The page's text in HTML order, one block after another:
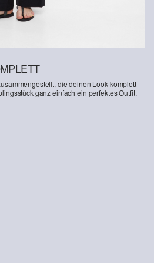
die deinen Look komplett
ganz einfach ein perfektes Outfit.